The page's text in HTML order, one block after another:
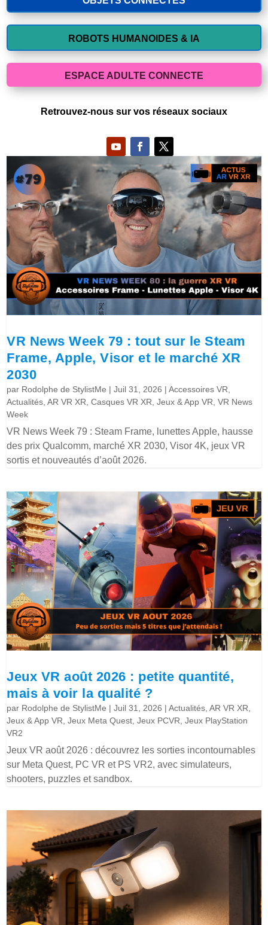
ROBOTS HUMANOIDES & IA
ESPACE ADULTE CONNECTE
Retrouvez-nous sur vos réseaux sociaux
VR News Week 79 : tout sur le Steam
Frame, Apple, Visor et le marché XR
2030
par Rodolphe de StylistMe |Juil 31, 2026 |Accessoires VR
Actualités ,AR VR XR ,Casques VR XR ,Jeux & App VR ,VR News
Week
VR News Week 79 : Steam Frame, lunettes Apple, hausse
des prix Qualcomm, marché XR 2030, Visor 4K, jeux VR
sortis et nouveautés d’août 2026.
Jeux VR août 2026 : petite quantité,
mais à voir la qualité ?
par Rodolphe de StylistMe |Juil 31, 2026 |Actualités ,AR VR XR
Jeux & App VR ,Jeux Meta Quest ,Jeux PCVR ,Jeux PlayStation
VR2
Jeux VR août 2026 : découvrez les sorties incontournables
sur Meta Quest, PC VR et PS VR2, avec simulateurs,
shooters, puzzles et sandbox.